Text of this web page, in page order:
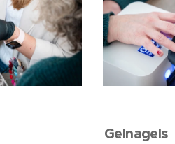
Gelnagels